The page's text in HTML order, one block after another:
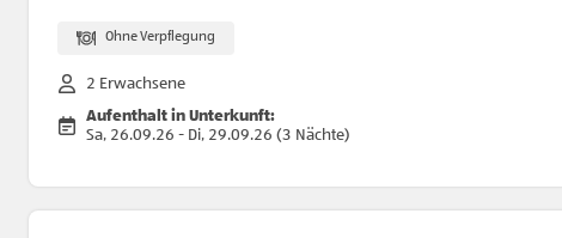
Ohne Verpflegung
2 Erwachsene
Aufenthalt in Unterkunft:
Sa, 26.09.26 - Di, 29.09.26 (3 Nächte)